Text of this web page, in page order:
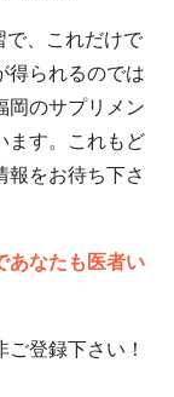
、これだけで
得られるのでは
岡のサプリメン
ます。これもど
報をお待ち下さ
あなたも医者い
登録下さい！